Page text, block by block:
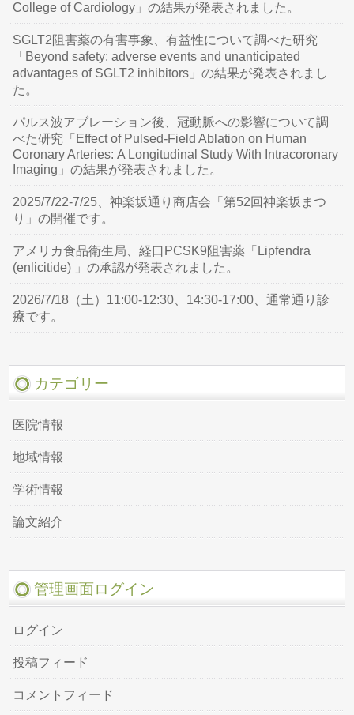
College of Cardiology」の結果が発表されました。
SGLT2阻害薬の有害事象、有益性について調べた研究
「Beyond safety: adverse events and unanticipated
advantages of SGLT2 inhibitors」の結果が発表されまし
た。
パルス波アブレーション後、冠動脈への影響について調
べた研究「Effect of Pulsed-Field Ablation on Human
Coronary Arteries: A Longitudinal Study With Intracoronary
Imaging」の結果が発表されました。
2025/7/22-7/25、神楽坂通り商店会「第52回神楽坂まつ
り」の開催です。
アメリカ食品衛生局、経口PCSK9阻害薬「Lipfendra
(enlicitide) 」の承認が発表されました。
2026/7/18（土）11:00-12:30、14:30-17:00、通常通り診
療です。
カテゴリー
医院情報
地域情報
学術情報
論文紹介
管理画面ログイン
ログイン
投稿フィード
コメントフィード